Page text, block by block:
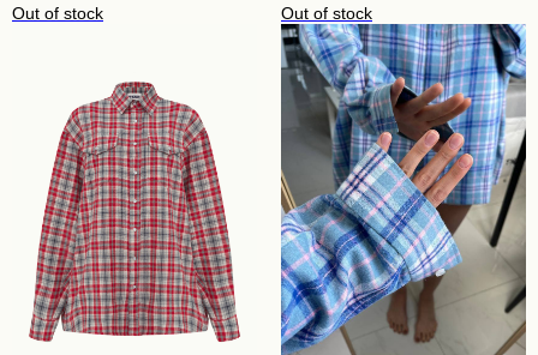
Out of stock
Out of stock